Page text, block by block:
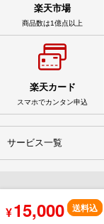
¥15,000 送料込
楽天市場
商品数は1億点以上
楽天カード
スマホでカンタン申込
サービス一覧